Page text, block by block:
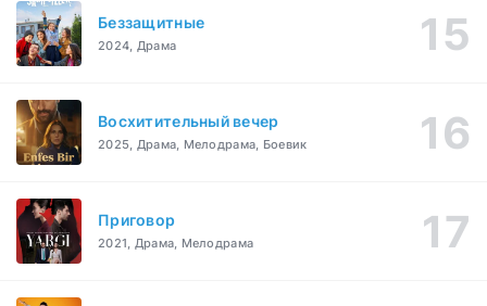
Беззащитные
2024, Драма
Восхитительный вечер
2025, Драма, Мелодрама, Боевик
Приговор
2021, Драма, Мелодрама